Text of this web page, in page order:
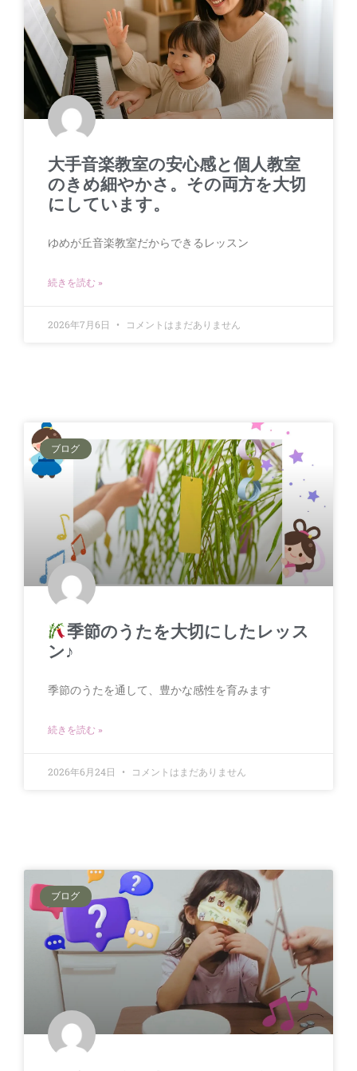
大手音楽教室の安心感と個人教室
のきめ細やかさ。その両方を大切
にしています。
ゆめが丘音楽教室だからできるレッスン
続きを読む »
2026年7月6日 コメントはまだありません
ブログ
季節のうたを大切にしたレッス
ン♪
季節のうたを通して、豊かな感性を育みます
続きを読む »
2026年6月24日 コメントはまだありません
ブログ